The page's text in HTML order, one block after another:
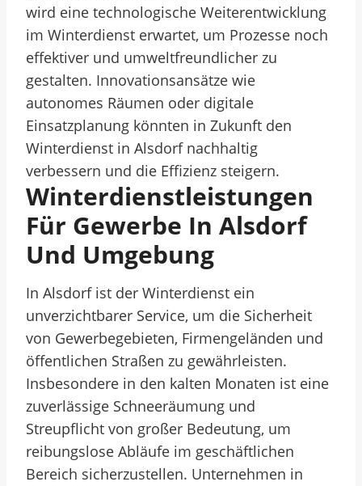
wird eine technologische Weiterentwicklung
im Winterdienst erwartet, um Prozesse noch
effektiver und umweltfreundlicher zu
gestalten. Innovationsansätze wie
autonomes Räumen oder digitale
Einsatzplanung könnten in Zukunft den
Winterdienst in Alsdorf nachhaltig
verbessern und die Effizienz steigern.
Winterdienstleistungen
Für Gewerbe In Alsdorf
Und Umgebung
In Alsdorf ist der Winterdienst ein
unverzichtbarer Service, um die Sicherheit
von Gewerbegebieten, Firmengeländen und
öffentlichen Straßen zu gewährleisten.
Insbesondere in den kalten Monaten ist eine
zuverlässige Schneeräumung und
Streupflicht von großer Bedeutung, um
reibungslose Abläufe im geschäftlichen
Bereich sicherzustellen. Unternehmen in